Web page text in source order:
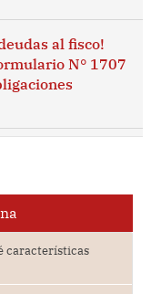
al fisco!
N° 1707
características